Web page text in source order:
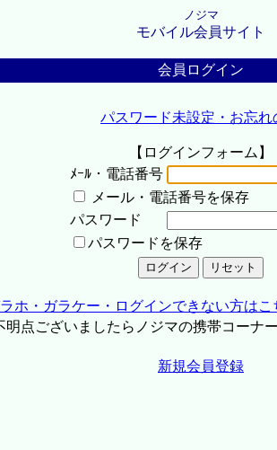
ノジマ
モバイル会員サイト
会員ログイン
パスワード未設定・お忘れ
【ログインフォーム】
ﾒｰﾙ・電話番号
メール・電話番号を保存
パスワード
パスワードを保存
ホ・ガラケー・ログインできない方は
点ございましたらノジマの携帯コーナ
新規会員登録